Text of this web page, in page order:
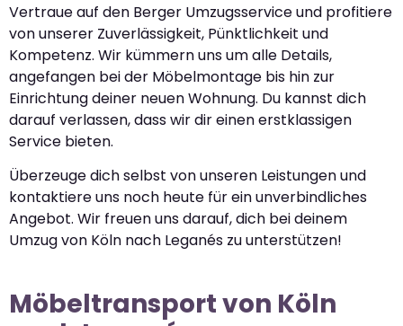
Vertraue auf den Berger Umzugsservice und profitiere
von unserer Zuverlässigkeit, Pünktlichkeit und
Kompetenz. Wir kümmern uns um alle Details,
angefangen bei der Möbelmontage bis hin zur
Einrichtung deiner neuen Wohnung. Du kannst dich
darauf verlassen, dass wir dir einen erstklassigen
Service bieten.
Überzeuge dich selbst von unseren Leistungen und
kontaktiere uns noch heute für ein unverbindliches
Angebot. Wir freuen uns darauf, dich bei deinem
Umzug von Köln nach Leganés zu unterstützen!
Möbeltransport von Köln